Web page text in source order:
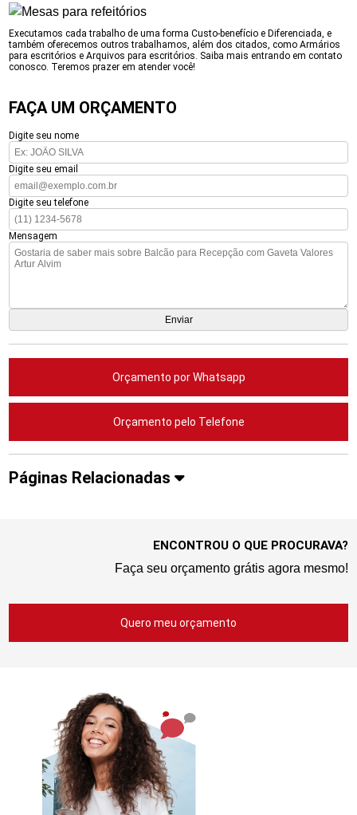
Executamos cada trabalho de uma forma Custo-benefício e Diferenciada, e
também oferecemos outros trabalhamos, além dos citados, como Armários
para escritórios e Arquivos para escritórios. Saiba mais entrando em contato
conosco. Teremos prazer em atender você!
FAÇA UM ORÇAMENTO
Digite seu nome
Digite seu email
Digite seu telefone
Mensagem
Orçamento por Whatsapp
Orçamento pelo Telefone
Páginas Relacionadas
ENCONTROU O QUE PROCURAVA?
Faça seu orçamento grátis agora mesmo!
Quero meu orçamento